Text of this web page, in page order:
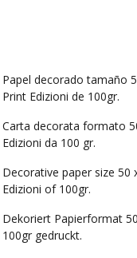
Papel decorado tamaño
Print Edizioni de 100gr.
Carta decorata formato
Edizioni da 100 gr.
Decorative paper size
Edizioni of 100gr.
Dekoriert Papierformat
100gr gedruckt.